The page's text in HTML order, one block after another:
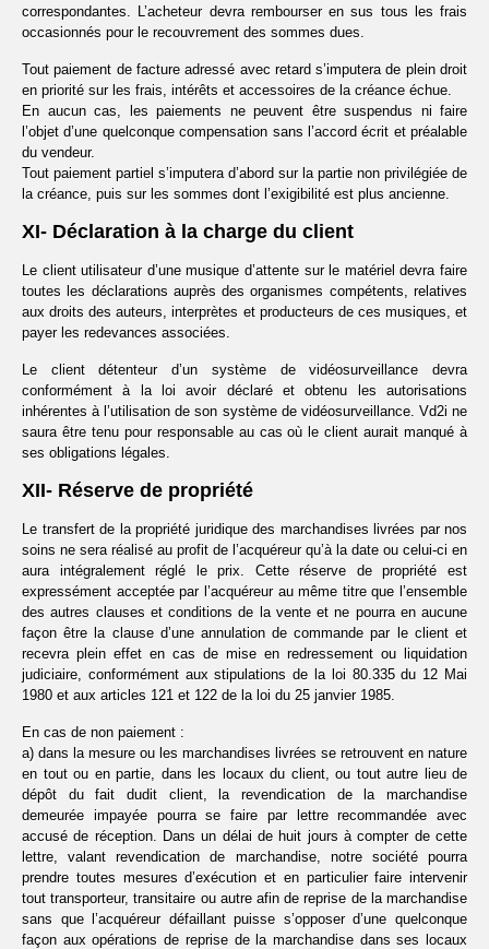
correspondantes. L’acheteur devra rembourser en sus tous les frais
occasionnés pour le recouvrement des sommes dues.
Tout paiement de facture adressé avec retard s’imputera de plein droit
en priorité sur les frais, intérêts et accessoires de la créance échue.
En aucun cas, les paiements ne peuvent être suspendus ni faire
l’objet d’une quelconque compensation sans l’accord écrit et préalable
du vendeur.
Tout paiement partiel s’imputera d’abord sur la partie non privilégiée de
la créance, puis sur les sommes dont l’exigibilité est plus ancienne.
XI- Déclaration à la charge du client
Le client utilisateur d’une musique d’attente sur le matériel devra faire
toutes les déclarations auprès des organismes compétents, relatives
aux droits des auteurs, interprètes et producteurs de ces musiques, et
payer les redevances associées.
Le client détenteur d’un système de vidéosurveillance devra
conformément à la loi avoir déclaré et obtenu les autorisations
inhérentes à l’utilisation de son système de vidéosurveillance. Vd2i ne
saura être tenu pour responsable au cas où le client aurait manqué à
ses obligations légales.
XII- Réserve de propriété
Le transfert de la propriété juridique des marchandises livrées par nos
soins ne sera réalisé au profit de l’acquéreur qu’à la date ou celui-ci en
aura intégralement réglé le prix. Cette réserve de propriété est
expressément acceptée par l’acquéreur au même titre que l’ensemble
des autres clauses et conditions de la vente et ne pourra en aucune
façon être la clause d’une annulation de commande par le client et
recevra plein effet en cas de mise en redressement ou liquidation
judiciaire, conformément aux stipulations de la loi 80.335 du 12 Mai
1980 et aux articles 121 et 122 de la loi du 25 janvier 1985.
En cas de non paiement :
a) dans la mesure ou les marchandises livrées se retrouvent en nature
en tout ou en partie, dans les locaux du client, ou tout autre lieu de
dépôt du fait dudit client, la revendication de la marchandise
demeurée impayée pourra se faire par lettre recommandée avec
accusé de réception. Dans un délai de huit jours à compter de cette
lettre, valant revendication de marchandise, notre société pourra
prendre toutes mesures d’exécution et en particulier faire intervenir
tout transporteur, transitaire ou autre afin de reprise de la marchandise
sans que l’acquéreur défaillant puisse s’opposer d’une quelconque
façon aux opérations de reprise de la marchandise dans ses locaux